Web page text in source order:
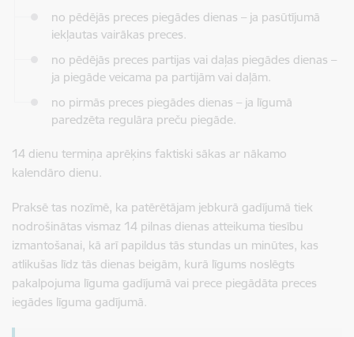
no pēdējās preces piegādes dienas – ja pasūtījumā
iekļautas vairākas preces.
no pēdējās preces partijas vai daļas piegādes dienas –
ja piegāde veicama pa partijām vai daļām.
no pirmās preces piegādes dienas – ja līgumā
paredzēta regulāra preču piegāde.
14 dienu termiņa aprēķins faktiski sākas ar nākamo
kalendāro dienu.
Praksē tas nozīmē, ka patērētājam jebkurā gadījumā tiek
nodrošinātas vismaz 14 pilnas dienas atteikuma tiesību
izmantošanai, kā arī papildus tās stundas un minūtes, kas
atlikušas līdz tās dienas beigām, kurā līgums noslēgts
pakalpojuma līguma gadījumā vai prece piegādāta preces
iegādes līguma gadījumā.